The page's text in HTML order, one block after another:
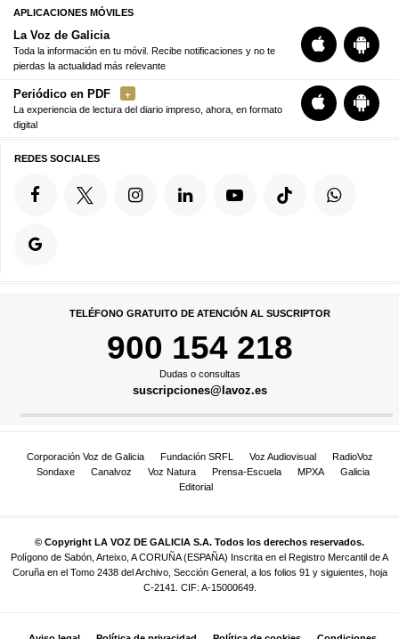
APLICACIONES MÓVILES
La Voz de Galicia
Toda la información en tu móvil. Recibe notificaciones y no te
pierdas la actualidad más relevante
Periódico en PDF
La experiencia de lectura del diario impreso, ahora, en formato
digital
REDES SOCIALES
TELÉFONO GRATUITO DE ATENCIÓN AL SUSCRIPTOR
900 154 218
Dudas o consultas
suscripciones@lavoz.es
Corporación Voz de Galicia Fundación SRFL Voz Audiovisual
RadioVoz
Sondaxe
Canalvoz Voz Natura Prensa-Escuela MPXA
Galicia
Editorial
© Copyright LA VOZ DE GALICIA S.A. Todos los derechos reservados.
Polígono de Sabón, Arteixo, A CORUÑA (ESPAÑA) Inscrita en el Registro Mercantil de A
Coruña en el Tomo 2438 del Archivo, Sección General, a los folios 91 y siguientes, hoja
C-2141. CIF: A-15000649.